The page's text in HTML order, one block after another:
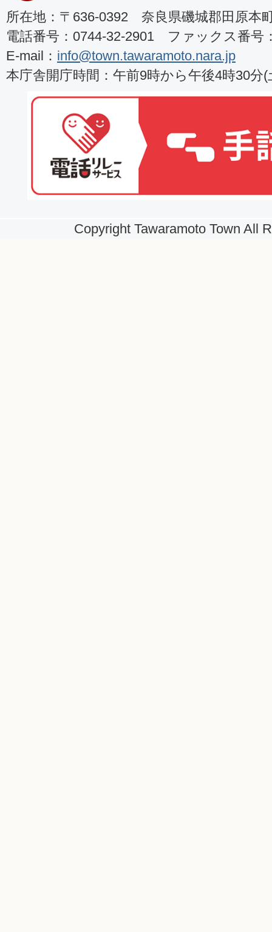
所在地：〒636-0392 奈良県磯城郡田原本
電話番号：0744-32-2901 ファックス番号
E-mail： info@town.tawaramoto.nara.jp
本庁舎開庁時間：午前9時から午後4時30分
Copyright Tawaramoto Town All